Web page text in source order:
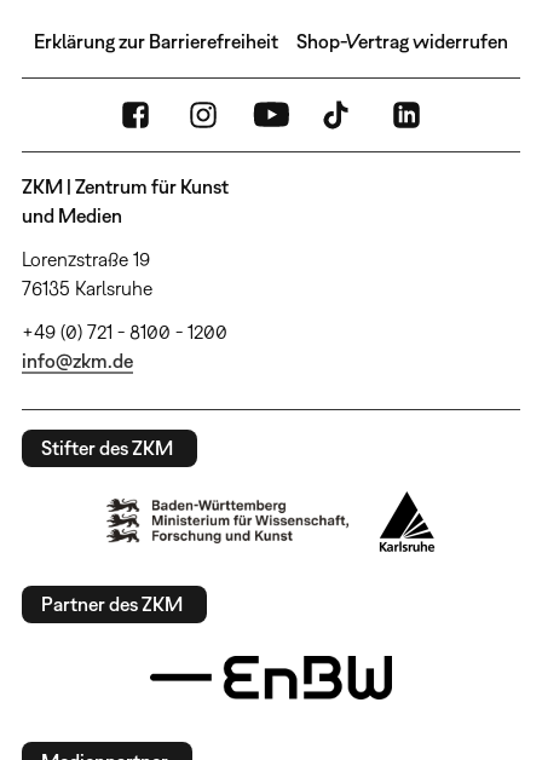
Erklärung zur Barrierefreiheit Shop-Vertrag widerrufen
ZKM | Zentrum für Kunst
und Medien
Lorenzstraße 19
76135 Karlsruhe
+49 (0) 721 - 8100 - 1200
info@zkm.de
Stifter des ZKM
Partner des ZKM